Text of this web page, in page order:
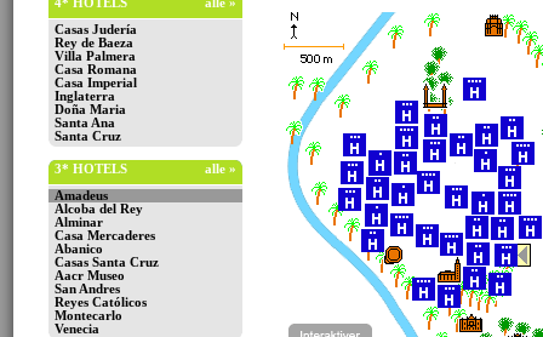
alle »
4* HOTELS
Casas Judería
Rey de Baeza
Villa Palmera
Casa Romana
Casa Imperial
Inglaterra
Doña Maria
Santa Ana
Santa Cruz
alle »
3* HOTELS
Amadeus
Alcoba del Rey
Alminar
Casa Mercaderes
Abanico
Casas Santa Cruz
Aacr Museo
San Andres
Reyes Católicos
Montecarlo
Venecia